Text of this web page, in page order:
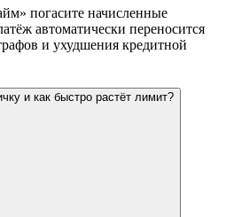
погасите начисленные
автоматически переносится
и ухудшения кредитной
и как быстро растёт лимит?